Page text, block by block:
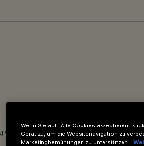
98
Wenn Sie auf „Alle Cookies akzeptieren“
Gerät zu, um die Websitenavigation zu
Marketingbemühungen zu unterstützen.